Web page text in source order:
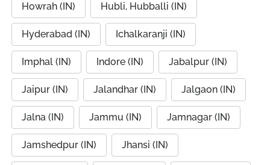
Howrah (IN) Hubli, Hubballi (IN)
Hyderabad (IN) Ichalkaranji (IN)
Imphal (IN) Indore (IN) Jabalpur (IN)
Jaipur (IN) Jalandhar (IN) Jalgaon (IN)
Jalna (IN) Jammu (IN) Jamnagar (IN)
Jamshedpur (IN) Jhansi (IN)